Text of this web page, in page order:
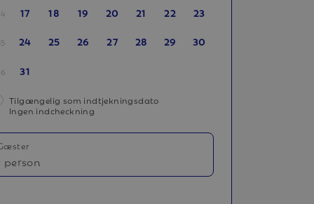
17 18 19 20 21 22 23
24 25 26 27 28 29 30
31
Tilgængelig som indtjekningsdato
Ingen indcheckning
person